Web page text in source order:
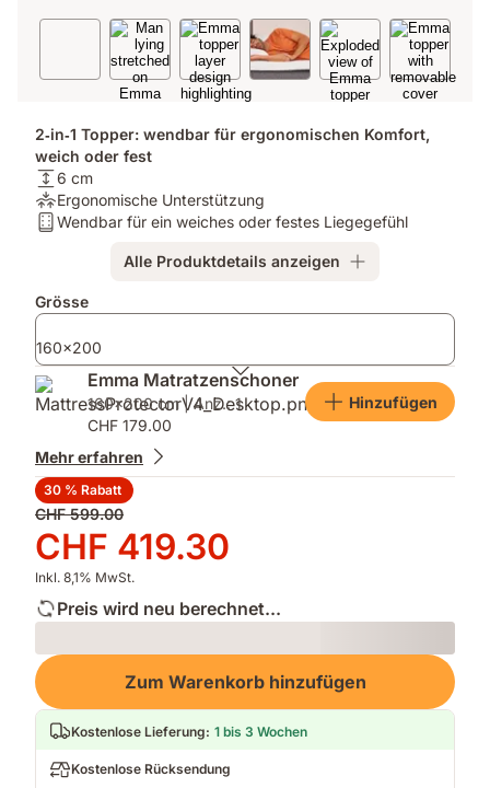
2‑in‑1 Topper: wendbar für ergonomischen Komfort,
weich oder fest
Matratzenhöhe:
6
cm
6 cm
Druckentlastung:
Ergonomische
Ergonomische Unterstützung
Matratzentyp:
weiches
festes
Liegegefühl
Wendbar für ein weiches oder festes Liegegefühl
Alle Produktdetails anzeigen
Zusatzprodukte
Grösse
160x200
Emma Matratzenschoner
160x200 cm | Anz.: 1
CHF 179.00
Hinzufügen
Mehr erfahren
30 % Rabatt
Ursprünglicher
Preis
CHF 599.00
CHF 599.00
Preis
CHF 419.30
CHF 419.30
Inkl. 8,1% MwSt.
Preis wird neu berechnet...
Loading
Zum Warenkorb hinzufügen
Kostenlose Lieferung: 1 bis 3 Wochen
Kostenlose Rücksendung